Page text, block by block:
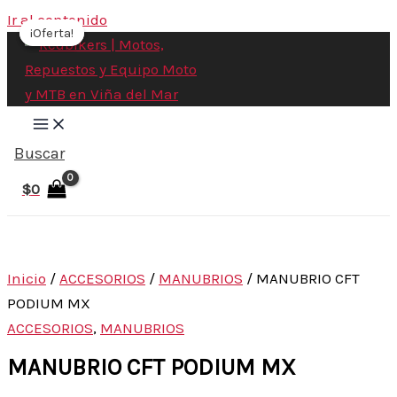
Ir al contenido
Buscar
$0
Inicio / ACCESORIOS / MANUBRIOS / MANUBRIO CFT
PODIUM MX
ACCESORIOS, MANUBRIOS
MANUBRIO CFT PODIUM MX
¡Oferta!
¡Oferta!